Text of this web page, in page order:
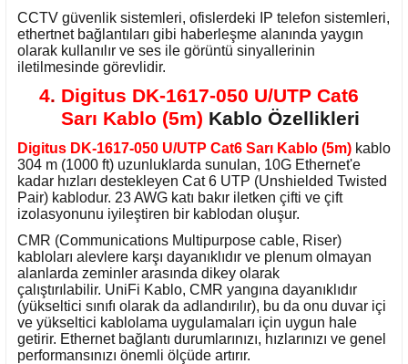
CCTV güvenlik sistemleri, ofislerdeki IP telefon sistemleri,
ethertnet bağlantıları gibi haberleşme alanında yaygın
olarak kullanılır ve ses ile görüntü sinyallerinin
iletilmesinde görevlidir.
4. Digitus DK-1617-050 U/UTP Cat6
Sarı Kablo (5m) Kablo Özellikleri
Digitus DK-1617-050 U/UTP Cat6 Sarı Kablo (5m) kablo
304 m (1000 ft) uzunluklarda sunulan, 10G Ethernet'e
kadar hızları destekleyen Cat 6 UTP (Unshielded Twisted
Pair) kablodur. 23 AWG katı bakır iletken çifti ve çift
izolasyonunu iyileştiren bir kablodan oluşur.
CMR (Communications Multipurpose cable, Riser)
kabloları alevlere karşı dayanıklıdır ve plenum olmayan
alanlarda zeminler arasında dikey olarak
çalıştırılabilir. UniFi Kablo, CMR yangına dayanıklıdır
(yükseltici sınıfı olarak da adlandırılır), bu da onu duvar içi
ve yükseltici kablolama uygulamaları için uygun hale
getirir. Ethernet bağlantı durumlarınızı, hızlarınızı ve genel
performansınızı önemli ölçüde artırır.